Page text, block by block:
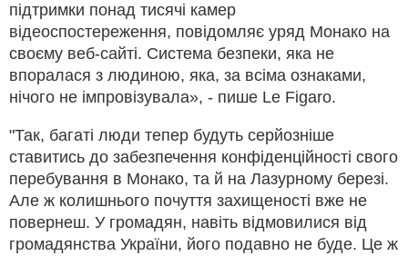
підтримки понад тисячі камер
відеоспостереження, повідомляє уряд Монако на
своєму веб-сайті. Система безпеки, яка не
впоралася з людиною, яка, за всіма ознаками,
нічого не імпровізувала», - пише Le Figaro.
"Так, багаті люди тепер будуть серйозніше
ставитись до забезпечення конфіденційності свого
перебування в Монако, та й на Лазурному березі.
Але ж колишнього почуття захищеності вже не
повернеш. У громадян, навіть відмовилися від
громадянства України, його подавно не буде. Це ж